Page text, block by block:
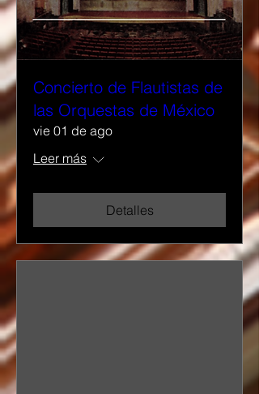
Concierto de Flautistas de
las Orquestas de México
vie 01 de ago
Leer más
Detalles